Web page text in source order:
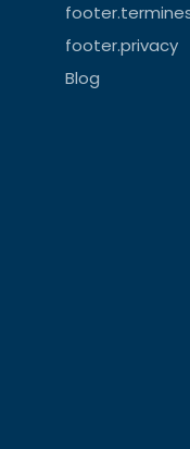
footer.privacy
Blog